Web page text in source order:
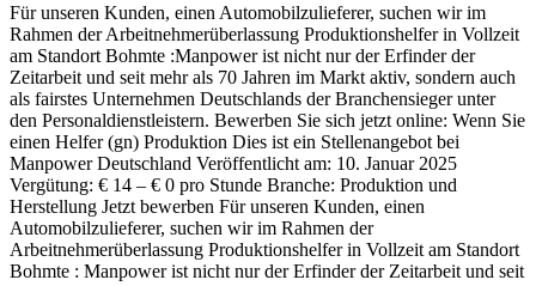
Für unseren Kunden, einen Automobilzulieferer, suchen wir im
Rahmen der Arbeitnehmerüberlassung Produktionshelfer in Vollzeit
am Standort Bohmte :Manpower ist nicht nur der Erfinder der
Zeitarbeit und seit mehr als 70 Jahren im Markt aktiv, sondern auch
als fairstes Unternehmen Deutschlands der Branchensieger unter
den Personaldienstleistern. Bewerben Sie sich jetzt online: Wenn Sie
einen Helfer (gn) Produktion Dies ist ein Stellenangebot bei
Manpower Deutschland Veröffentlicht am: 10. Januar 2025
Vergütung: € 14 – € 0 pro Stunde Branche: Produktion und
Herstellung Jetzt bewerben Für unseren Kunden, einen
Automobilzulieferer, suchen wir im Rahmen der
Arbeitnehmerüberlassung Produktionshelfer in Vollzeit am Standort
Bohmte : Manpower ist nicht nur der Erfinder der Zeitarbeit und seit